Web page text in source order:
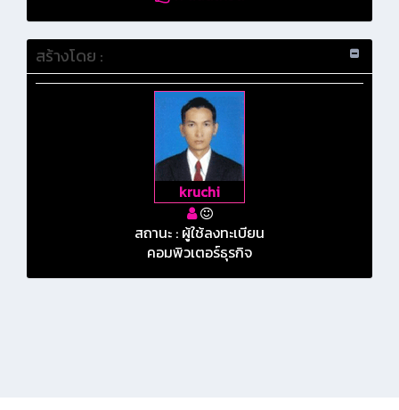
สร้างโดย :
kruchi
สถานะ : ผู้ใช้ลงทะเบียน
คอมพิวเตอร์ธุรกิจ